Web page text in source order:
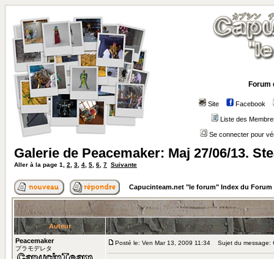
Forum
Site Facebook
Liste des
Se connecter pour
Galerie de Peacemaker: Maj 27/06/13.
Aller à la page 1 2 3 4 5 6 7 Suivante
Capucinteam.net "le forum" Index du Forum
Auteur
Peacemaker
プラモデレタ
Posté le: Ven Mar 13, 2009 11:34 Sujet du message: